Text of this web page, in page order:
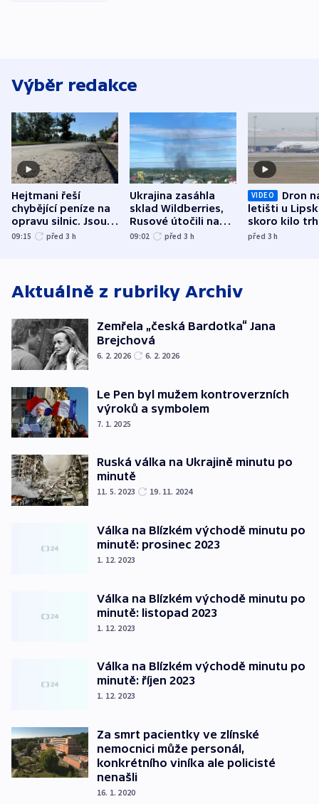
Výběr redakce
Hejtmani řeší
chybějící peníze na
opravu silnic. Jsou
nenárokové, namítá
09:15 před 3 h
Ukrajina zasáhla
sklad Wildberries,
Rusové útočili na
trh, hasiče či
09:02 před 3 h
VIDEO
Dron
letišti u
skoro kilo
indicie
před 3h
Aktuálně z rubriky Archiv
Zemřela „česká Bardotka“ Jana
Brejchová
6. 2. 2026 6. 2. 2026
Le Pen byl mužem kontroverzních
výroků a symbolem
7. 1. 2025
Ruská válka na Ukrajině minutu po
minutě
11. 5. 2023 19. 11. 2024
Válka na Blízkém východě minutu po
minutě: prosinec 2023
1. 12. 2023
Válka na Blízkém východě minutu po
minutě: listopad 2023
1. 12. 2023
Válka na Blízkém východě minutu po
minutě: říjen 2023
1. 12. 2023
Za smrt pacientky ve zlínské
nemocnici může personál,
konkrétního viníka ale policisté
nenašli
16. 1. 2020